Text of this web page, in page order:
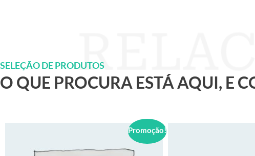
SELEÇÃO DE PRODUTOS
O QUE PROCURA ESTÁ AQUI, E
Promoção!